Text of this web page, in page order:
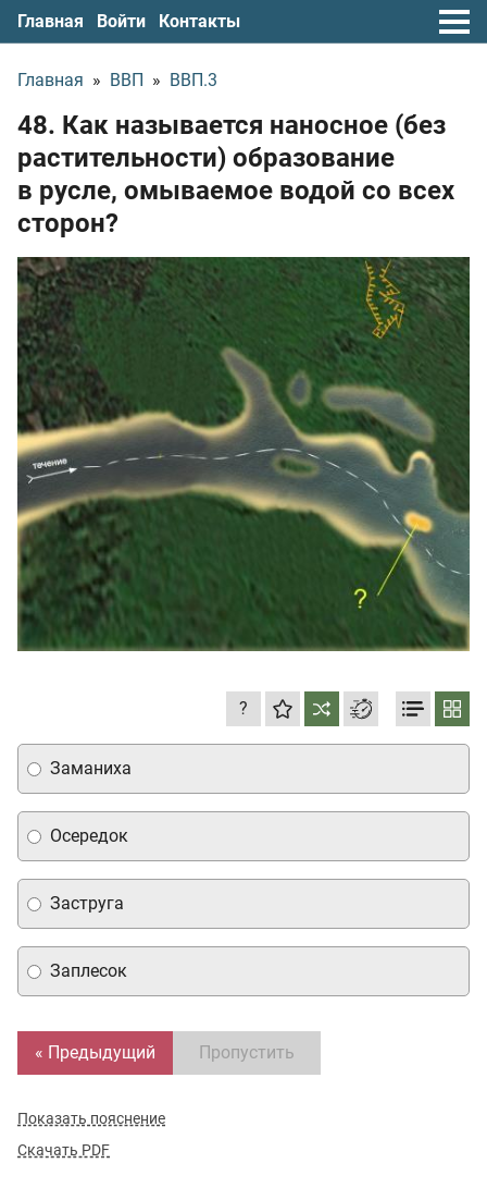
Главная Войти Контакты
Главная » ВВП » ВВП.3
48. Как называется наносное (без
растительности) образование
в русле, омываемое водой со всех
сторон?
?
Заманиха
Заплесок
Заструга
Осередок
« Предыдущий Пропустить
Показать пояснение
Скачать PDF